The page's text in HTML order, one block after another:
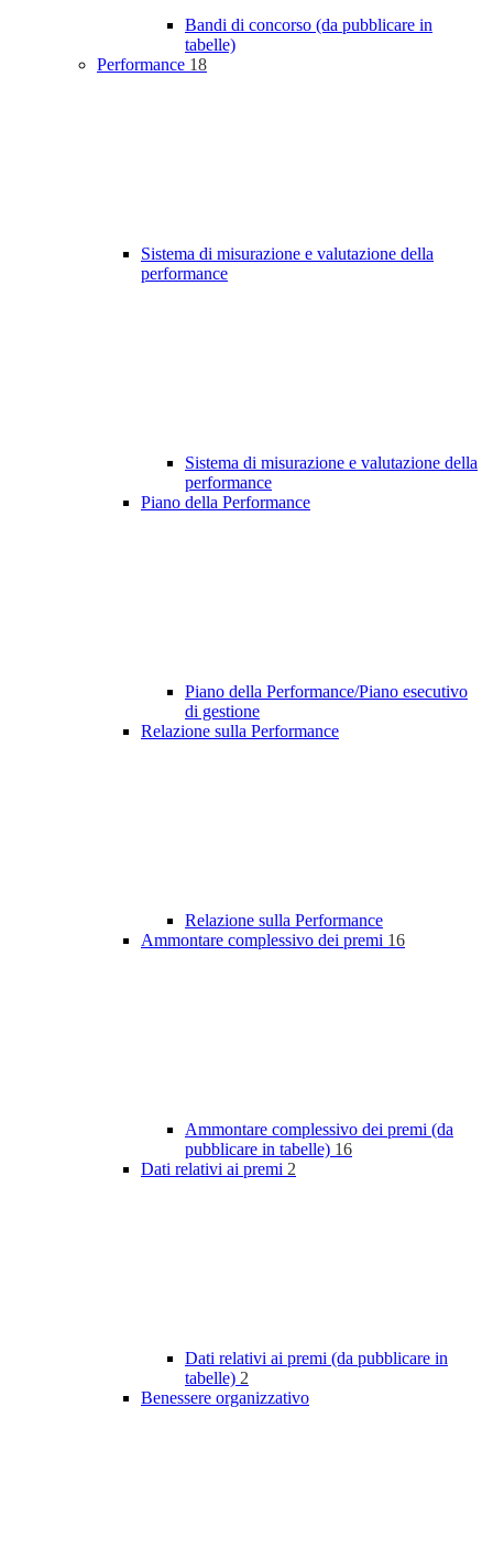
Bandi di concorso (da pubblicare in
tabelle)
Performance 18
Sistema di misurazione e valutazione della
performance
Sistema di misurazione e valutazione della
performance
Piano della Performance
Piano della Performance/Piano esecutivo
di gestione
Relazione sulla Performance
Relazione sulla Performance
Ammontare complessivo dei premi 16
Ammontare complessivo dei premi (da
pubblicare in tabelle) 16
Dati relativi ai premi 2
Dati relativi ai premi (da pubblicare in
tabelle) 2
Benessere organizzativo